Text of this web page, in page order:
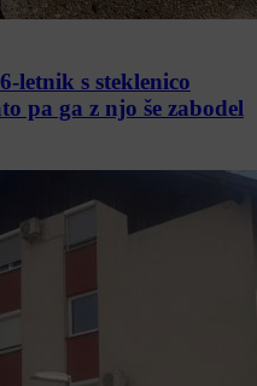
letnik s steklenico
pa ga z njo še zabodel